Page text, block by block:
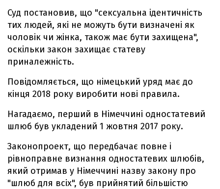
Суд постановив, що "сексуальна ідентичність
тих людей, які не можуть бути визначені як
чоловік чи жінка, також має бути захищена",
оскільки закон захищає статеву
приналежність.
Повідомляється, що німецький уряд має до
кінця 2018 року виробити нові правила.
Нагадаємо, перший в Німеччині одностатевий
шлюб був укладений 1 жовтня 2017 року.
Законопроект, що передбачає повне і
рівноправне визнання одностатевих шлюбів,
який отримав у Німеччині назву закону про
"шлюб для всіх", був прийнятий більшістю